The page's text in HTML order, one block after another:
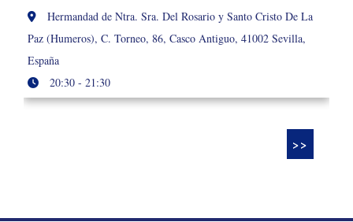
Hermandad de Ntra. Sra. Del Rosario y Santo Cristo De La
Paz (Humeros), C. Torneo, 86, Casco Antiguo, 41002 Sevilla,
España
20:30 - 21:30
>>